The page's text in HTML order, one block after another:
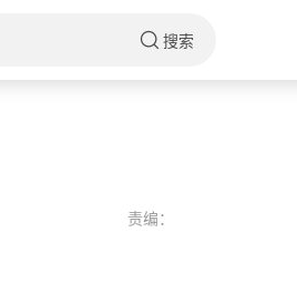
搜索
责编：